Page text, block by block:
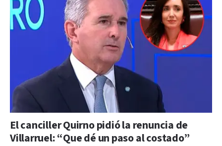
El canciller Quirno pidió la renuncia de
Villarruel: “Que dé un paso al costado”